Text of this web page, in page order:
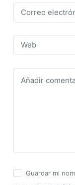
Correo
Web
Añadir
Guardar mi